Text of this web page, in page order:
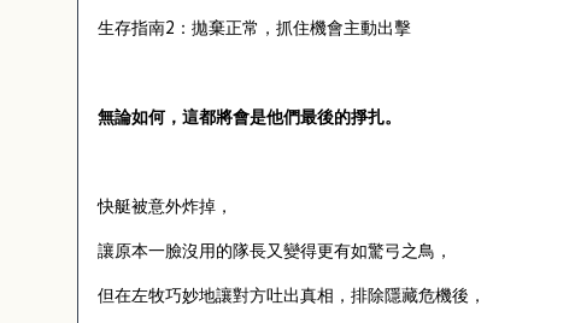
生存指南2 ：拋棄正常，抓住機會主動出擊
無論如何，這都將會是他們最後的掙扎。
快艇被意外炸掉，
讓原本一臉沒用的隊長又變得更有如驚弓之鳥，
但在左牧巧妙地讓對方吐出真相，排除隱藏危機後，